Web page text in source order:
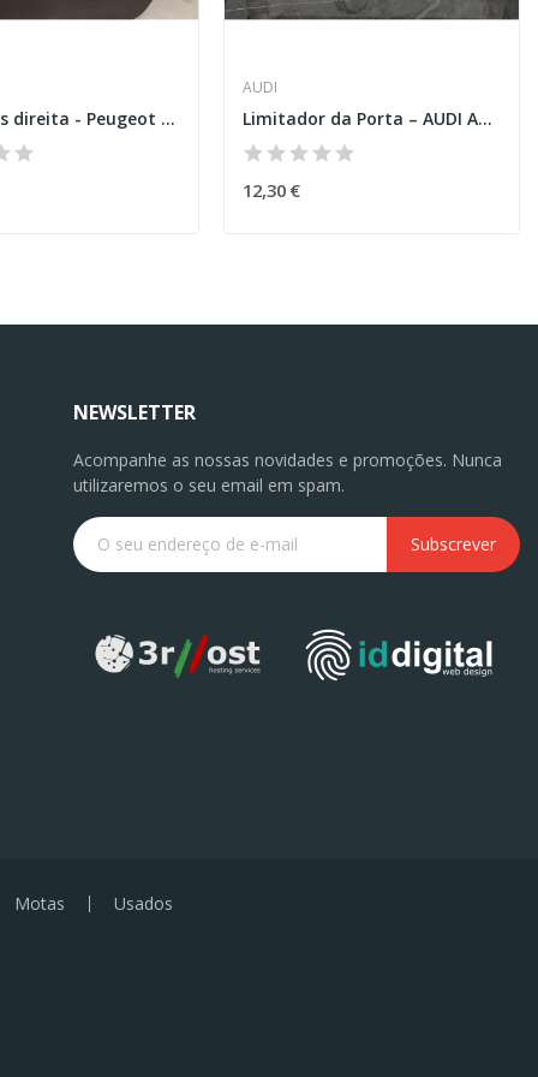
Porta trás direita - Peugeot 308 SW II
AUDI
Limitador da Porta – AUDI A1 (8X1, 8XK)
12,30 €
NEWSLETTER
Acompanhe as nossas novidades e promoções. Nunca
utilizaremos o seu email em spam.
Subscrever
Motas Usados